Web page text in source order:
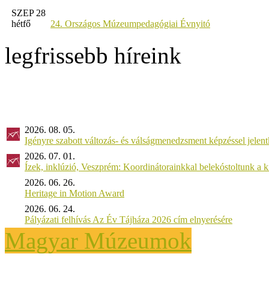
SZEP 28
hétfő
24. Országos Múzeumpedagógiai Évnyitó
legfrissebb híreink
2026. 08. 05.
Igényre szabott változás- és válságmenedzsment képzéssel
2026. 07. 01.
Ízek, inklúzió, Veszprém: Koordinátorainkkal belekóstoltunk a
2026. 06. 26.
Heritage in Motion Award
2026. 06. 24.
Pályázati felhívás Az Év Tájháza 2026 cím elnyerésére
Magyar Múzeumok